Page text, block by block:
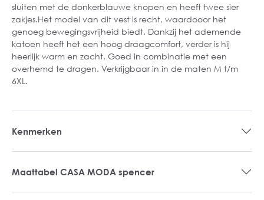
sluiten met de donkerblauwe knopen en heeft twee sier
zakjes.Het model van dit vest is recht, waardooor het
genoeg bewegingsvrijheid biedt. Dankzij het ademende
katoen heeft het een hoog draagcomfort, verder is hij
heerlijk warm en zacht. Goed in combinatie met een
overhemd te dragen. Verkrijgbaar in in de maten M t/m
6XL.
Kenmerken
Maattabel CASA MODA spencer